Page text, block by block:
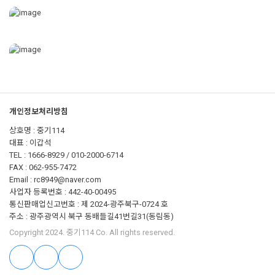
개인정보처리방침
상호명 : 중기114
대표 : 이갑석
TEL : 1666-8929 / 010-2000-6714
FAX : 062-955-7472
Email : rc8949@naver.com
사업자 등록번호 : 442-40-00495
통신판매업신고번호 : 제 2024-광주북구-0724 호
주소 : 광주광역시 북구 동배들길41번길31(동림동)
Copyright 2024. 중기114 Co. All rights reserved.